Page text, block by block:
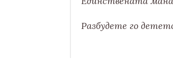
Разбудете го